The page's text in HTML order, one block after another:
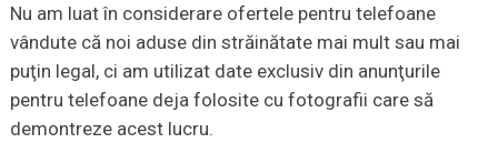
Nu am luat în considerare ofertele pentru telefoane
vândute că noi aduse din străinătate mai mult sau mai
puţin legal, ci am utilizat date exclusiv din anunţurile
pentru telefoane deja folosite cu fotografii care să
demontreze acest lucru.